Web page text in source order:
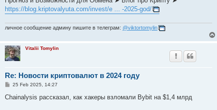
https://blog.kriptovalyuta.com/invest/e ... -2025-god/
личное сообщение админу пишите в телеграм: @viktortomylin
Vitalii Tomylin
Re: Новости криптовалют в 2024 году
P
s
25 Feb 2025, 14:27
Chainalysis рассказал, как хакеры взломали Bybit на $1,4 млрд